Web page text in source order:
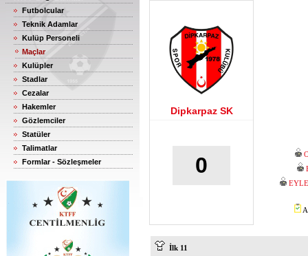
Futbolcular
Teknik Adamlar
Kulüp Personeli
Maçlar
Kulüpler
Stadlar
Cezalar
Hakemler
Gözlemciler
Statüler
Talimatlar
Formlar - Sözleşmeler
Dipkarpaz SK
0
İlk 11